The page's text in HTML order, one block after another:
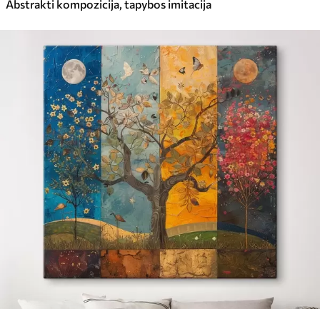
Abstrakti kompozicija, tapybos imitacija